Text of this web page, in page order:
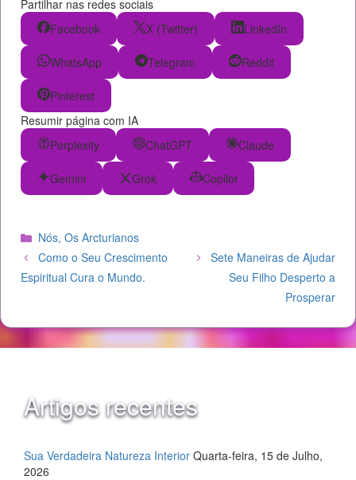
Partilhar nas redes sociais
Facebook
X (Twitter) LinkedIn
WhatsApp Telegram Reddit
Pinterest
Resumir página com IA
Perplexity
ChatGPT Claude
Gemini Grok Copilot
Categorias
Nós, Os Arcturianos
Como o Seu Crescimento
Espiritual Cura o Mundo.
Sete Maneiras de Ajudar
Seu Filho Desperto a
Prosperar
Artigos recentes
Sua Verdadeira Natureza Interior Quarta-feira, 15 de Julho,
2026